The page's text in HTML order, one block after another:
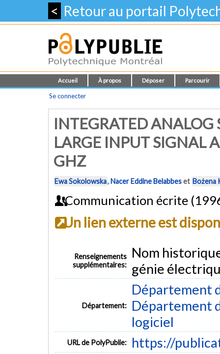
< Retour au portail
Accueil À propos Déposer Parcourir
Se connecter
INTEGRATED
LARGE INPUT SIGNAL
GHZ
Ewa Sokolowska,Nacer Eddine Belabbeset Bożena
Communication écrite
Un lien externe est
Renseignements
supplémentaires:
Nom
génie
Département:
Département
Département
logiciel
URL de PolyPublie: https://